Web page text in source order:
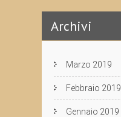
Archivi
Marzo 2019
Febbraio 2019
Gennaio 2019